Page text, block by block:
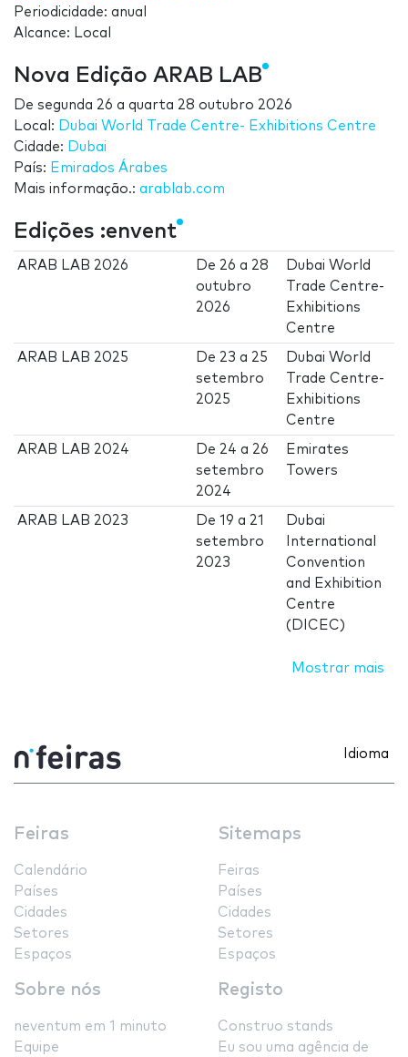
Periodicidade: anual
Alcance: Local
Nova Edição ARAB LAB
De segunda 26 a quarta 28 outubro 2026
Local: Dubai World Trade Centre- Exhibitions Centre
Cidade: Dubai
País: Emirados Árabes
Mais informação.: arablab.com
Edições :envent
ARAB LAB 2026 De 26 a 28
outubro
2026
Dubai World
Trade Centre-
Exhibitions
Centre
ARAB LAB 2025 De 23 a 25
setembro
2025
Dubai World
Trade Centre-
Exhibitions
Centre
ARAB LAB 2024 De 24 a 26
setembro
2024
Emirates
Towers
ARAB LAB 2023 De19 a 21
setembro
2023
Dubai
International
Convention
and Exhibition
Centre
(DICEC)
Mostrar mais
Idioma
Feiras
Calendário
Países
Cidades
Setores
Espaços
Sitemaps
Feiras
Países
Cidades
Setores
Espaços
Sobre nós
neventum em 1 minuto
Equipe
Registo
Construo stands
Eu sou uma agência de